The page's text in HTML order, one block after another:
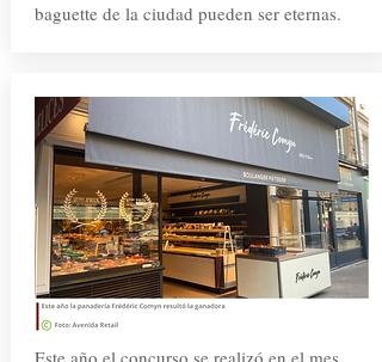
baguette de la ciudad pueden ser eternas.
Este año el concurso se realizó en el mes